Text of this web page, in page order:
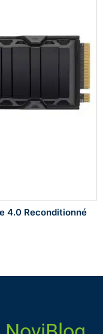
4.0 Reconditionné